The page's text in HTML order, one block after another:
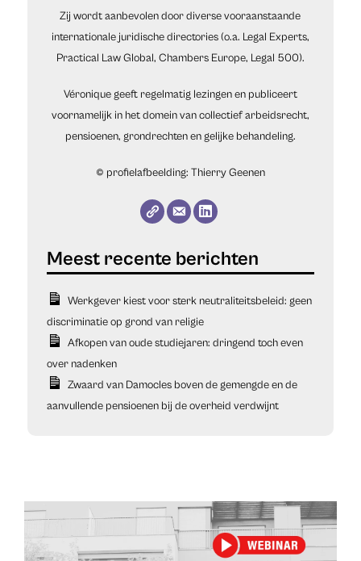
Zij wordt aanbevolen door diverse vooraanstaande
internationale juridische directories (o.a. Legal Experts,
Practical Law Global, Chambers Europe, Legal 500).
Véronique geeft regelmatig lezingen en publiceert
voornamelijk in het domein van collectief arbeidsrecht,
pensioenen, grondrechten en gelijke behandeling.
© profielafbeelding: Thierry Geenen
Werkgever kiest voor sterk neutraliteitsbeleid: geen
discriminatie op grond van religie
Afkopen van oude studiejaren: dringend toch even
over nadenken
Zwaard van Damocles boven de gemengde en de
aanvullende pensioenen bij de overheid verdwijnt